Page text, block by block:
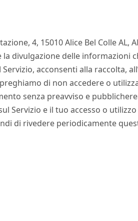
4, 15010 Alice Bel Colle AL,
la divulgazione delle
Servizio, acconsenti alla raccolta,
di non accedere o
senza preavviso e
Servizio e il tuo accesso o
di rivedere periodicamente